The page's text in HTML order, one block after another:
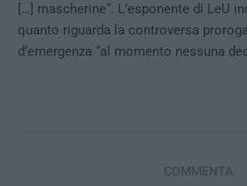
[…] mascherine“. L’esponente di LeU
quanto riguarda la controversa
d’emergenza “al momento nessuna
COMMENTA